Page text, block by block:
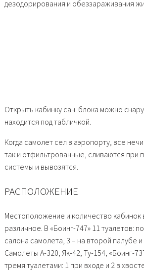
дезодорирования и обеззараживания
Открыть кабинку сан. блока можно
находится под табличкой.
Когда самолет сел в аэропорту, все
так и отфильтрованные, сливаются при
системы и вывозятся.
РАСПОЛОЖЕНИЕ
Местоположение и количество кабинок
различное. В «Боинг-747» 11 туалетов:
салона самолета, 3 – на второй палубе
Самолеты А-320, Як-42, Ту-154, «Боинг-
тремя туалетами: 1 при входе и 2 в